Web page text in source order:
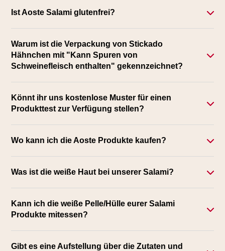
Ist Aoste Salami glutenfrei?
Warum ist die Verpackung von Stickado
Hähnchen mit "Kann Spuren von
Schweinefleisch enthalten" gekennzeichnet?
Könnt ihr uns kostenlose Muster für einen
Produkttest zur Verfügung stellen?
Wo kann ich die Aoste Produkte kaufen?
Was ist die weiße Haut bei unserer Salami?
Kann ich die weiße Pelle/Hülle eurer Salami
Produkte mitessen?
Gibt es eine Aufstellung über die Zutaten und